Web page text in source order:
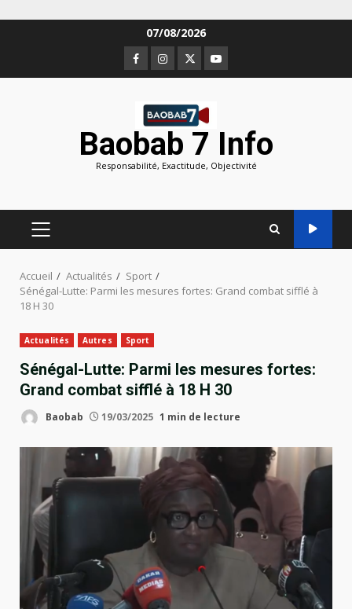
07/08/2026
Facebook
Instagram
TwitterYoutube
Baobab 7 Info
Responsabilité, Exactitude, Objectivité
MENU
PRINCIPAL
Accueil Actualités
Sport
Sénégal-Lutte: Parmi les mesures fortes: Grand combat sifflé à
18 H 30
Actualités Autres Sport
Sénégal-Lutte: Parmi les mesures fortes:
Grand combat sifflé à 18 H 30
Baobab 19/03/2025 1 min de lecture